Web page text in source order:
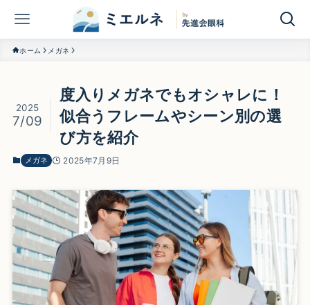
ホーム メガネ
度入りメガネでもオシャレに！
似合うフレームやシーン別の選
び方を紹介
2025
7/09
メガネ 2025年7月9日